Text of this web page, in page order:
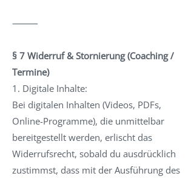
⸻
§ 7 Widerruf & Stornierung (Coaching /
Termine)
1. Digitale Inhalte:
Bei digitalen Inhalten (Videos, PDFs,
Online-Programme), die unmittelbar
bereitgestellt werden, erlischt das
Widerrufsrecht, sobald du ausdrücklich
zustimmst, dass mit der Ausführung des